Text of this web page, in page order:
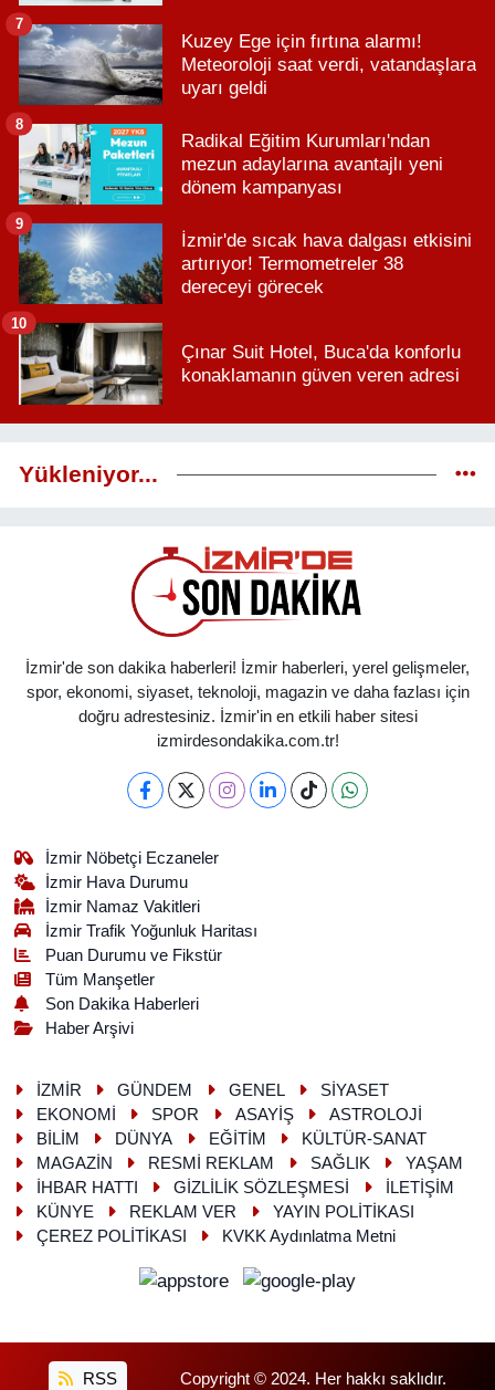
Kuzey Ege için fırtına alarmı!
Meteoroloji saat verdi, vatandaşlara
uyarı geldi
7
Radikal Eğitim Kurumları'ndan
mezun adaylarına avantajlı yeni
dönem kampanyası
8
İzmir'de sıcak hava dalgası etkisini
artırıyor! Termometreler 38
dereceyi görecek
9
Çınar Suit Hotel, Buca'da konforlu
konaklamanın güven veren adresi
10
Yükleniyor...
İzmir'de son dakika haberleri! İzmir haberleri, yerel gelişmeler,
spor, ekonomi, siyaset, teknoloji, magazin ve daha fazlası için
doğru adrestesiniz. İzmir'in en etkili haber sitesi
izmirdesondakika.com.tr!
İzmir Nöbetçi Eczaneler
İzmir Hava Durumu
İzmir Namaz Vakitleri
İzmir Trafik Yoğunluk Haritası
Puan Durumu ve Fikstür
Tüm Manşetler
Son Dakika Haberleri
Haber Arşivi
İZMİR GÜNDEM GENEL
SİYASET
EKONOMİ
SPOR ASAYİŞ
ASTROLOJİ
BİLİM
DÜNYA EĞİTİM
KÜLTÜR-SANAT
MAGAZİN
RESMİ REKLAM SAĞLIK
YAŞAM
İHBAR HATTI
GİZLİLİK SÖZLEŞMESİ
İLETİŞİM
KÜNYE
REKLAM VER
YAYIN POLİTİKASI
ÇEREZ POLİTİKASI
KVKK Aydınlatma Metni
RSS Copyright © 2024. Her hakkı saklıdır.